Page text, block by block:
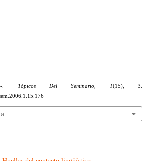
-. Tópicos Del Seminario 1(15), 3.